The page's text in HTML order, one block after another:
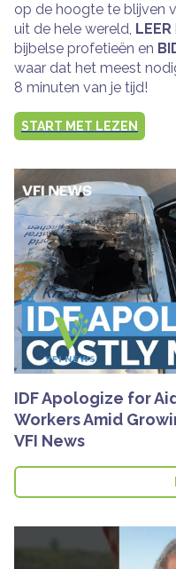
op de hoogte te blijven
uit de hele wereld, LEER
bijbelse profetieën en
waar dat het meest
8 minuten van je tijd!
START MET LEZEN
IDF Apologize for
Workers Amid
VFI News